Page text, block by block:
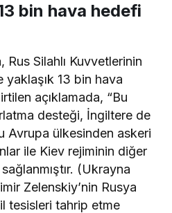
bin hava hedefi
Rus Silahlı Kuvvetlerinin
yaklaşık 13 bin hava
açıklamada, “Bu
desteği, İngiltere de
Avrupa ülkesinden askeri
ile Kiev rejiminin diğer
(Ukrayna
Zelenskiy’nin Rusya
tesisleri tahrip etme